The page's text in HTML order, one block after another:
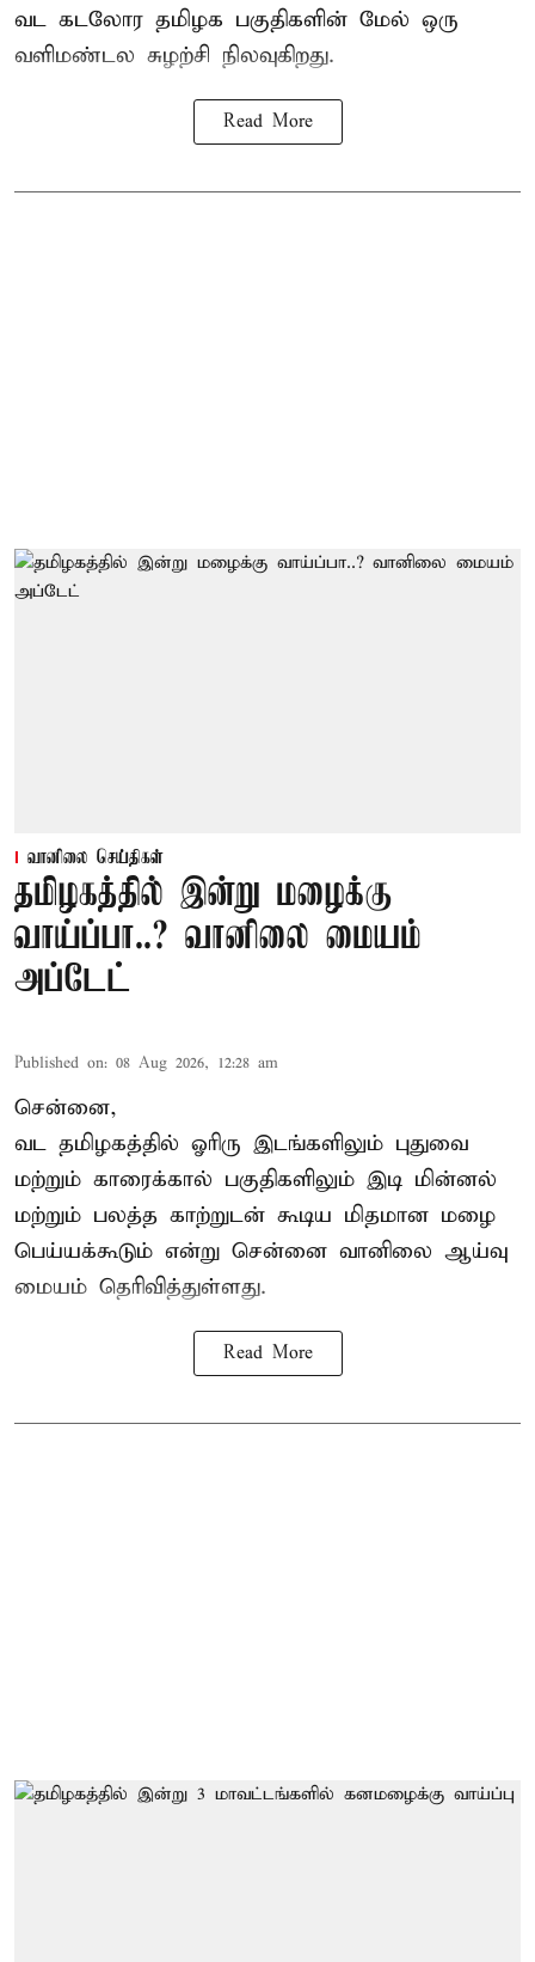
வட கடலோர தமிழக பகுதிகளின் மேல் ஒரு
வளிமண்டல சுழற்சி நிலவுகிறது.
Read More
வானிலை செய்திகள்
தமிழகத்தில் இன்று மழைக்கு
வாய்ப்பா..? வானிலை மையம்
அப்டேட்
Published on: 08 Aug 2026, 12:28 am
சென்னை,
வட தமிழகத்தில் ஓரிரு இடங்களிலும் புதுவை
மற்றும் காரைக்கால் பகுதிகளிலும் இடி மின்னல்
மற்றும் பலத்த காற்றுடன் கூடிய மிதமான மழை
பெய்யக்கூடும் என்று சென்னை வானிலை ஆய்வு
மையம் தெரிவித்துள்ளது.
Read More